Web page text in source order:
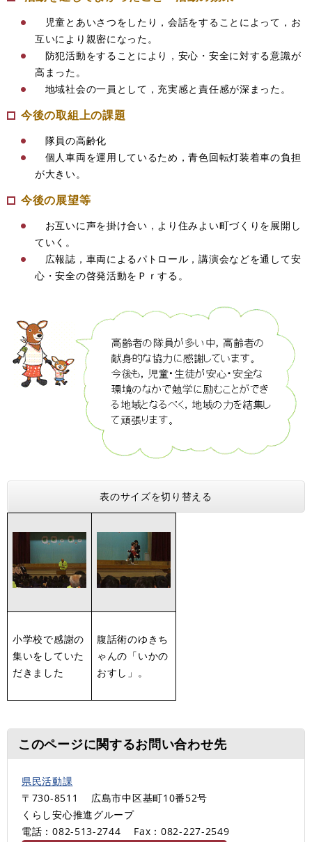
児童とあいさつをしたり，会話をすることによって，お
互いにより親密になった。
防犯活動をすることにより，安心・安全に対する意識が
高まった。
地域社会の一員として，充実感と責任感が深まった。
今後の取組上の課題
隊員の高齢化
個人車両を運用しているため，青色回転灯装着車の負担
が大きい。
今後の展望等
お互いに声を掛け合い，より住みよい町づくりを展開し
ていく。
広報誌，車両によるパトロール，講演会などを通して安
心・安全の啓発活動をＰｒする。
表のサイズを切り替える
小学校で感謝の
集いをしていた
だきました
腹話術のゆきち
ゃんの「いかの
おすし」。
このページに関するお問い合わせ先
県民活動課
〒730-8511
広島市中区基町10番52号
くらし安心推進グループ
電話：082-513-2744
Fax：082-227-2549